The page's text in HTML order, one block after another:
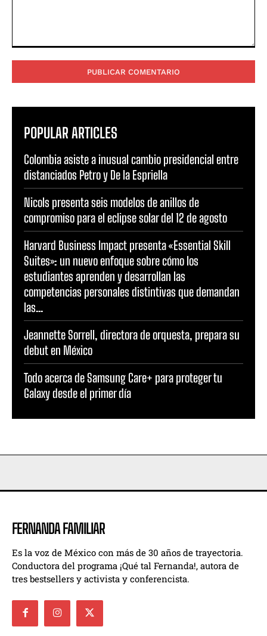
POPULAR ARTICLES
Colombia asiste a inusual cambio presidencial entre
distanciados Petro y De la Espriella
Nicols presenta seis modelos de anillos de
compromiso para el eclipse solar del 12 de agosto
Harvard Business Impact presenta «Essential Skill
Suites»: un nuevo enfoque sobre cómo los
estudiantes aprenden y desarrollan las
competencias personales distintivas que demandan
las...
Jeannette Sorrell, directora de orquesta, prepara su
debut en México
Todo acerca de Samsung Care+ para proteger tu
Galaxy desde el primer día
FERNANDA FAMILIAR
Es la voz de México con más de 30 años de trayectoria.
Conductora del programa ¡Qué tal Fernanda!, autora de
tres bestsellers y activista y conferencista.